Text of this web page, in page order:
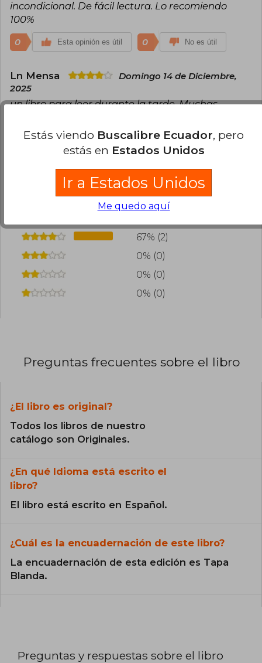
incondicional. De fácil lectura. Lo recomiendo
100%
0 Esta opinión es útil 0 No es útil
Ln Mensa
Domingo 14 de Diciembre,
2025
un libro para leer durante la tarde. Muchas
Esta opinión es útil 0 No es útil
Inicia sesión
para poder
agregar tu propia evaluación.
67% (2)
0% (0)
0% (0)
0% (0)
Preguntas frecuentes sobre el libro
¿El libro es original?
Todos los libros de nuestro
catálogo son Originales.
¿En qué Idioma está escrito el
libro?
El libro está escrito en Español.
¿Cuál es la encuadernación de este libro?
La encuadernación de esta edición es Tapa
Blanda.
Preguntas y respuestas sobre el libro
Estás viendo Buscalibre Ecuador, pero
estás en Estados Unidos
Ir a Estados Unidos
Me quedo aquí